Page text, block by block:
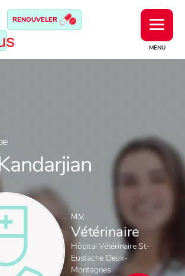
MENU
RENOUVELER
M.V.
Vétérinaire
Hôpital Vétérinaire St-
Eustache Deux-
Montagnes